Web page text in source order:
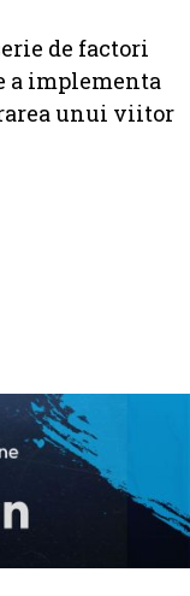
de factori
a implementa
unui viitor